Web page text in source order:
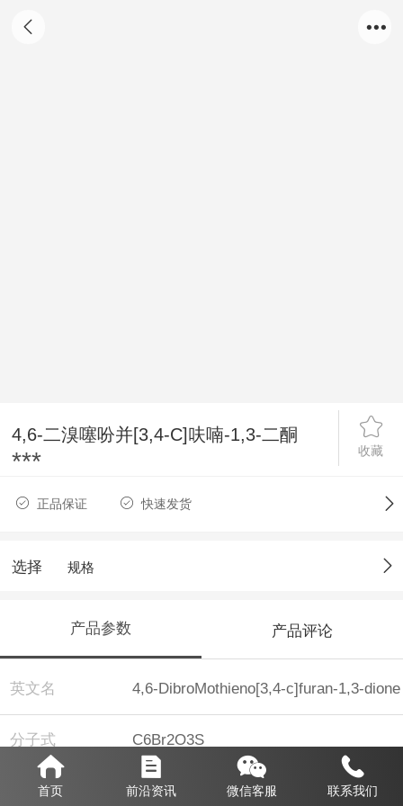
4,6-二溴噻吩并[3,4-C]呋喃-1,3-二酮
收藏
***
正品保证 快速发货
选择 规格
产品参数 产品评论
英文名 4,6-DibroMothieno[3,4-c]furan-1,3-dione
分子式 C6Br2O3S
分子量 311.94
首页 前沿资讯 微信客服 联系我们